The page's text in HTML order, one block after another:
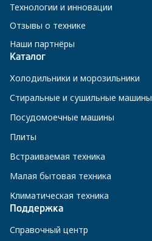
Технологии и инновации
Отзывы о технике
Наши партнёры
Каталог
Холодильники и морозильники
Стиральные и сушильные машины
Посудомоечные машины
Плиты
Встраиваемая техника
Малая бытовая техника
Климатическая техника
Поддержка
Справочный центр